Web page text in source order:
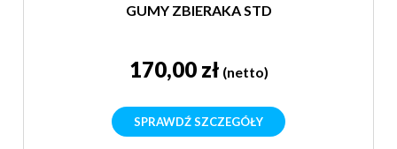
GUMY ZBIERAKA STD
170,00 zł (netto)
SPRAWDŹ SZCZEGÓŁY